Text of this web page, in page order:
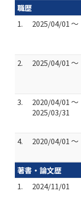
職歴
1.
2025/04/01 ～
2.
2025/04/01 ～
3.
2020/04/01 ～
2025/03/31
4.
2020/04/01 ～
著書・論文歴
1.
2024/11/01